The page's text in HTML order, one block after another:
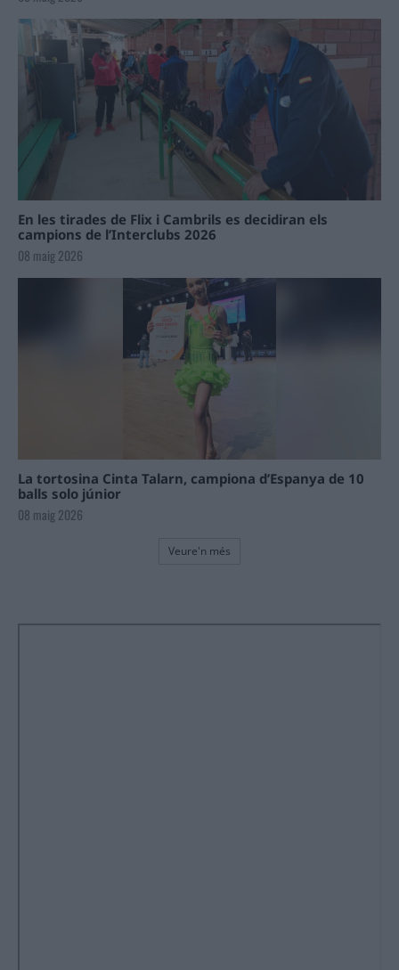
En les tirades de Flix i Cambrils es decidiran els
campions de l’Interclubs 2026
08 maig 2026
La tortosina Cinta Talarn, campiona d’Espanya de 10
balls solo júnior
08 maig 2026
Veure'n més